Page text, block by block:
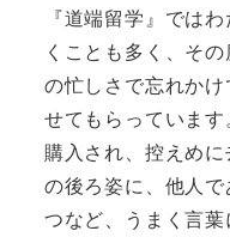
『道端留学』では
くことも多く、そ
の忙しさで忘れか
せてもらっていま
購入され、控えめに
の後ろ姿に、他人
つなど、うまく言